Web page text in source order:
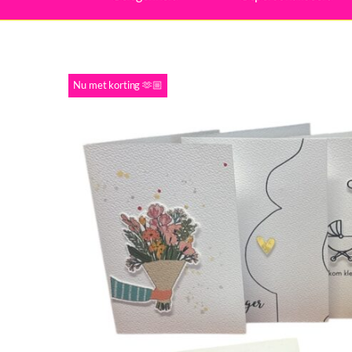
Nu met korting 🫶🏼